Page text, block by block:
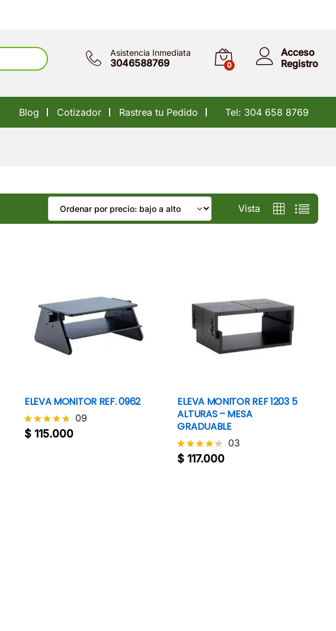
Asistencia Inmediata
3046588769 0
Acceso
Registro
Blog Cotizador Rastrea tu Pedido Tel: 304 658 8769
Vista
ELEVA MONITOR REF. 0962
Valorado
09
$115.000
$115.000
ELEVA MONITOR REF 1203 5
ALTURAS – MESA
GRADUABLE
Valorado
03
$ 117.000
$ 117.000